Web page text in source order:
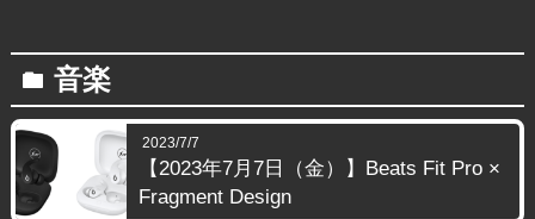
folder 音楽
2023/7/7
【2023年7月7日（金）】Beats Fit Pro ×
Fragment Design